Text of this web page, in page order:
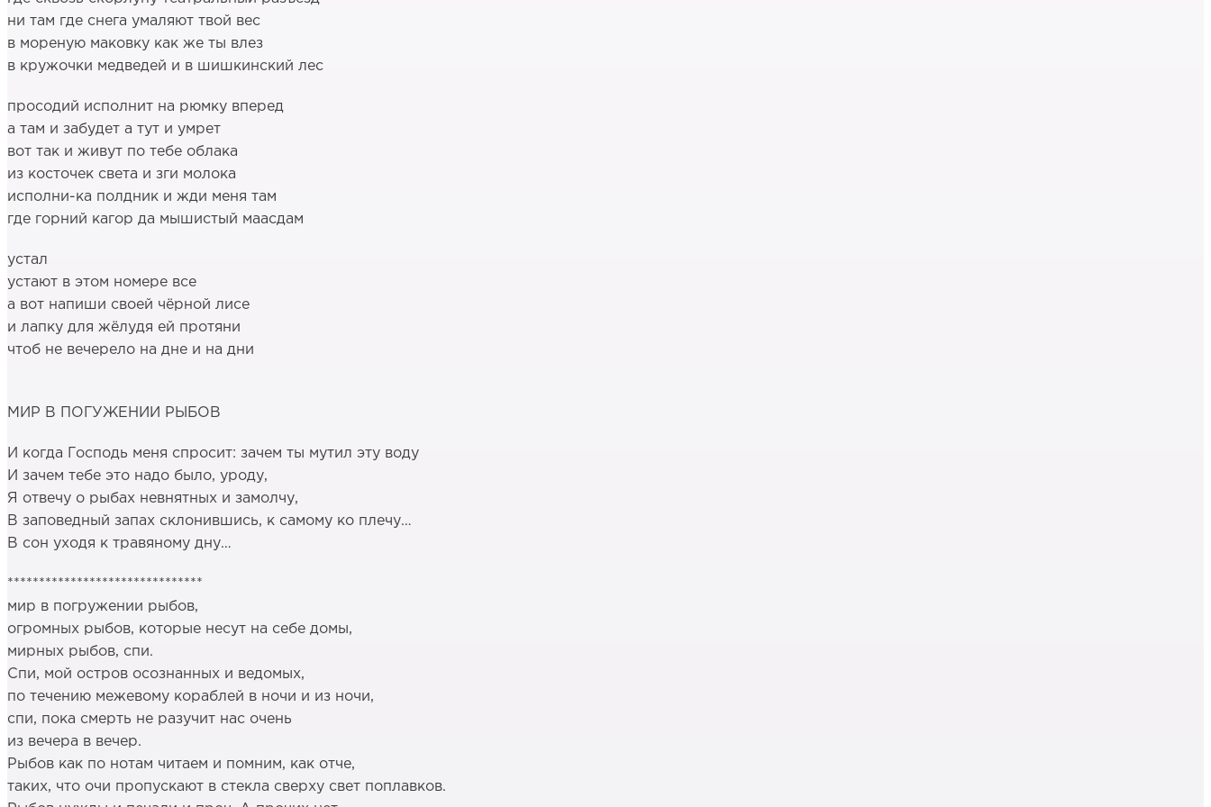
ни там где снега умаляют твой вес
в мореную маковку как же ты влез
в кружочки медведей и в шишкинский лес
просодий исполнит на рюмку вперед
а там и забудет а тут и умрет
вот так и живут по тебе облака
из косточек света и зги молока
исполни-ка полдник и жди меня там
где горний кагор да мышистый маасдам
устал
устают в этом номере все
а вот напиши своей чёрной лисе
и лапку для жёлудя ей протяни
чтоб не вечерело на дне и на дни
МИР В ПОГУЖЕНИИ РЫБОВ
И когда Господь меня спросит: зачем ты мутил эту воду
И зачем тебе это надо было, уроду,
Я отвечу о рыбах невнятных и замолчу,
В заповедный запах склонившись, к самому ко плечу…
В сон уходя к травяному дну…
*******************************
мир в погружении рыбов,
огромных рыбов, которые несут на себе домы,
мирных рыбов, спи.
Спи, мой остров осознанных и ведомых,
по течению межевому кораблей в ночи и из ночи,
спи, пока смерть не разучит нас очень
из вечера в вечер.
Рыбов как по нотам читаем и помним, как отче,
таких, что очи пропускают в стекла сверху свет поплавков.